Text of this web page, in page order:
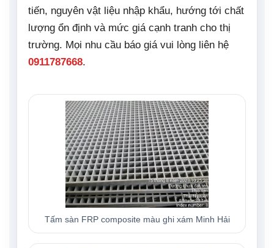
tiến, nguyên vật liệu nhập khẩu, hướng tới chất
lượng ổn định và mức giá cạnh tranh cho thị
trường. Mọi nhu cầu báo giá vui lòng liên hệ
0911787668.
Tấm sàn FRP composite màu ghi xám Minh Hải